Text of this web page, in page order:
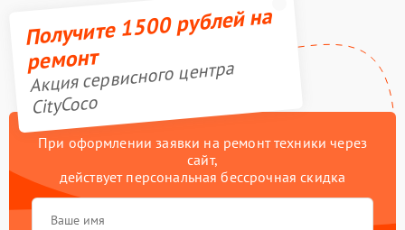
Получите 1500 рублей на
ремонт
Акция сервисного центра
CityCoco
При оформлении заявки на ремонт техники через
сайт,
действует персональная бессрочная скидка